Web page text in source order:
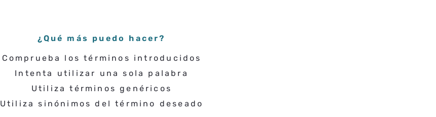
¿Qué más puedo hacer?
Comprueba los términos introducidos
Intenta utilizar una sola palabra
Utiliza términos genéricos
Utiliza sinónimos del término deseado